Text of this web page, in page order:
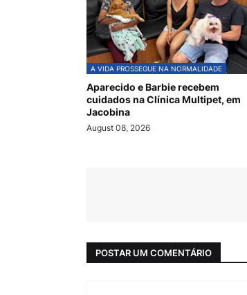
A VIDA PROSSEGUE NA NORMALIDADE
Aparecido e Barbie recebem
cuidados na Clínica Multipet, em
Jacobina
August 08, 2026
POSTAR UM COMENTÁRIO